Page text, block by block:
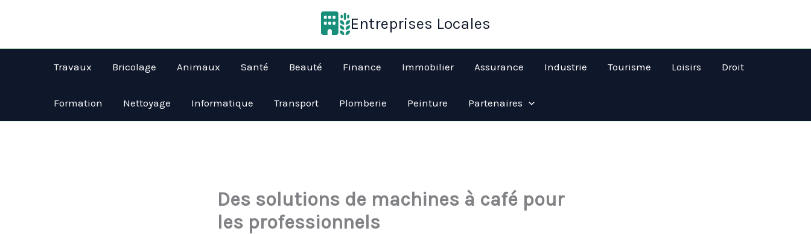
Entreprises Locales
Travaux Bricolage Animaux Santé Beauté Finance Immobilier Assurance Industrie Tourisme Loisirs Droit
Formation Nettoyage Informatique Transport Plomberie Peinture Partenaires
Des solutions de machines à café pour
les professionnels